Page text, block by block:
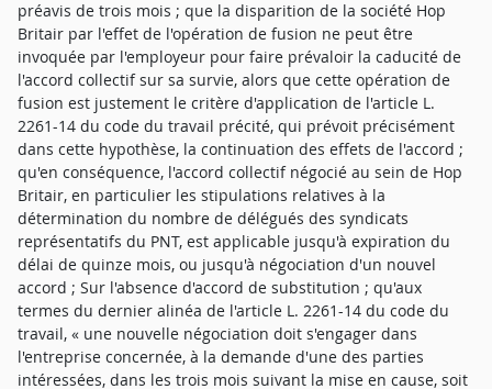
préavis de trois mois ; que la disparition de la société Hop
Britair par l'effet de l'opération de fusion ne peut être
invoquée par l'employeur pour faire prévaloir la caducité de
l'accord collectif sur sa survie, alors que cette opération de
fusion est justement le critère d'application de l'article L.
2261-14 du code du travail précité, qui prévoit précisément
dans cette hypothèse, la continuation des effets de l'accord ;
qu'en conséquence, l'accord collectif négocié au sein de Hop
Britair, en particulier les stipulations relatives à la
détermination du nombre de délégués des syndicats
représentatifs du PNT, est applicable jusqu'à expiration du
délai de quinze mois, ou jusqu'à négociation d'un nouvel
accord ; Sur l'absence d'accord de substitution ; qu'aux
termes du dernier alinéa de l'article L. 2261-14 du code du
travail, « une nouvelle négociation doit s'engager dans
l'entreprise concernée, à la demande d'une des parties
intéressées, dans les trois mois suivant la mise en cause, soit